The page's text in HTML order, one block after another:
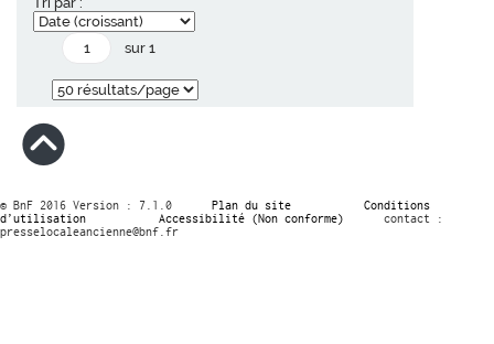
sur 1
© BnF 2016 Version : 7.1.0 Plan du site
Conditions
d’utilisation
Accessibilité (Non conforme)
contact :
presselocaleancienne@bnf.fr